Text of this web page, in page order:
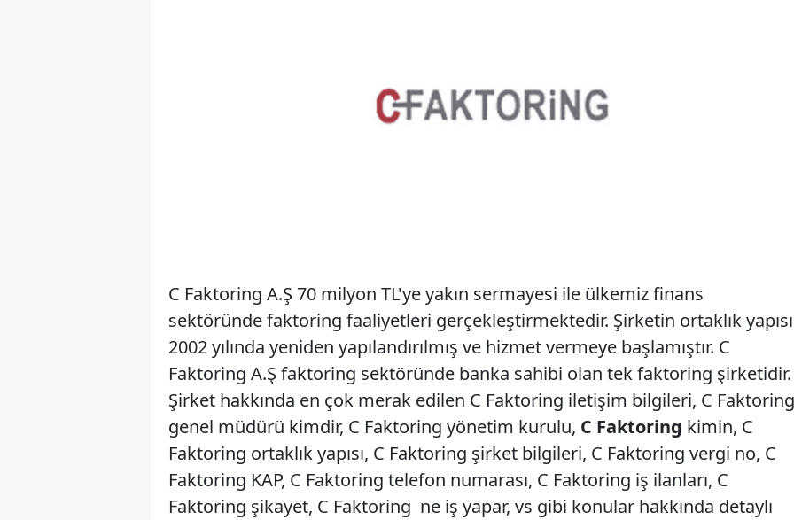
C Faktoring A.Ş 70 milyon TL'ye yakın sermayesi ile ülkemiz finans
sektöründe faktoring faaliyetleri gerçekleştirmektedir. Şirketin ortaklık yapısı
2002 yılında yeniden yapılandırılmış ve hizmet vermeye başlamıştır. C
Faktoring A.Ş faktoring sektöründe banka sahibi olan tek faktoring şirketidir.
Şirket hakkında en çok merak edilen C Faktoring iletişim bilgileri, C Faktoring
genel müdürü kimdir, C Faktoring yönetim kurulu, C Faktoring kimin, C
Faktoring ortaklık yapısı, C Faktoring şirket bilgileri, C Faktoring vergi no, C
Faktoring KAP, C Faktoring telefon numarası, C Faktoring iş ilanları, C
Faktoring şikayet, C Faktoring ne iş yapar, vs gibi konular hakkında detaylı